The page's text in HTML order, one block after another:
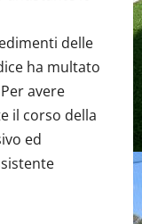
delle
ha multato
avere
il corso della
ed